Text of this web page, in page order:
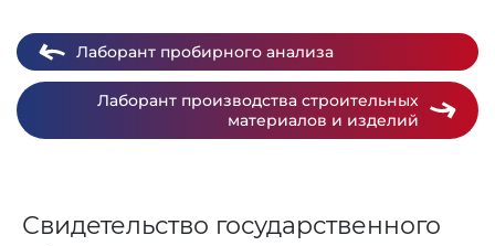
Лаборант пробирного анализа
Лаборант производства строительных
материалов и изделий
Свидетельство государственного